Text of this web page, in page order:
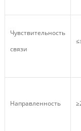
Чувствительность
связи
Направленность